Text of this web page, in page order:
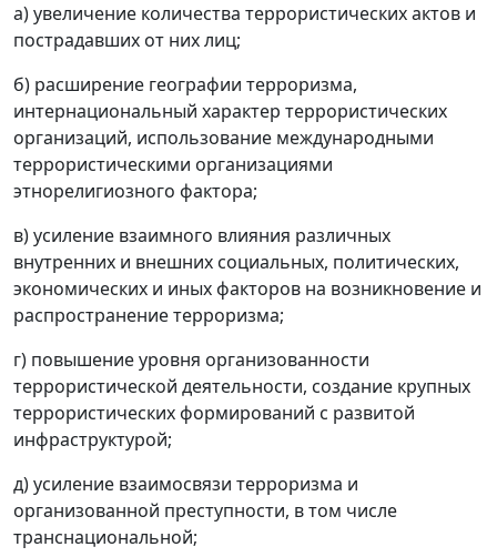
а) увеличение количества террористических актов и
пострадавших от них лиц;
б) расширение географии терроризма,
интернациональный характер террористических
организаций, использование международными
террористическими организациями
этнорелигиозного фактора;
в) усиление взаимного влияния различных
внутренних и внешних социальных, политических,
экономических и иных факторов на возникновение и
распространение терроризма;
г) повышение уровня организованности
террористической деятельности, создание крупных
террористических формирований с развитой
инфраструктурой;
д) усиление взаимосвязи терроризма и
организованной преступности, в том числе
транснациональной;